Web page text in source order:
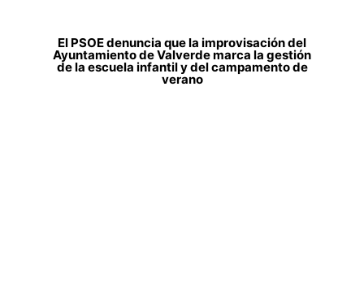
El PSOE denuncia que la improvisación del
Ayuntamiento de Valverde marca la gestión
de la escuela infantil y del campamento de
verano